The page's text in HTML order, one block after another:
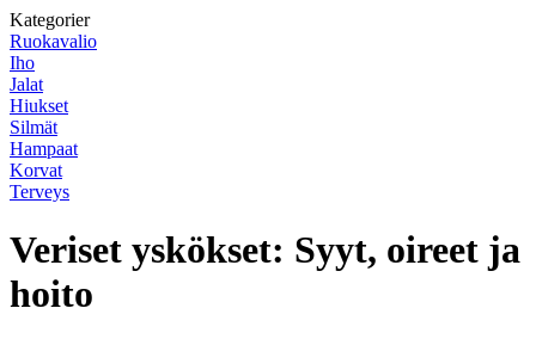
Kategorier
Ruokavalio
Iho
Jalat
Hiukset
Silmät
Hampaat
Korvat
Terveys
Veriset yskökset: Syyt, oireet ja
hoito